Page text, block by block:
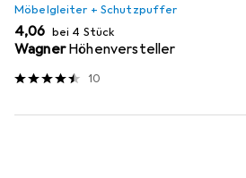
Möbelgleiter + Schutzpuffer
EUR
4,06 bei 4 Stück
Wagner Höhenversteller
10